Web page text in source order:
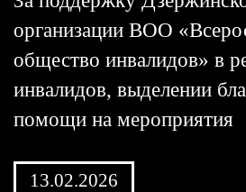
организации ВОО
общество инвалидов» в
инвалидов, выделении
помощи на мероприятия
13.02.2026